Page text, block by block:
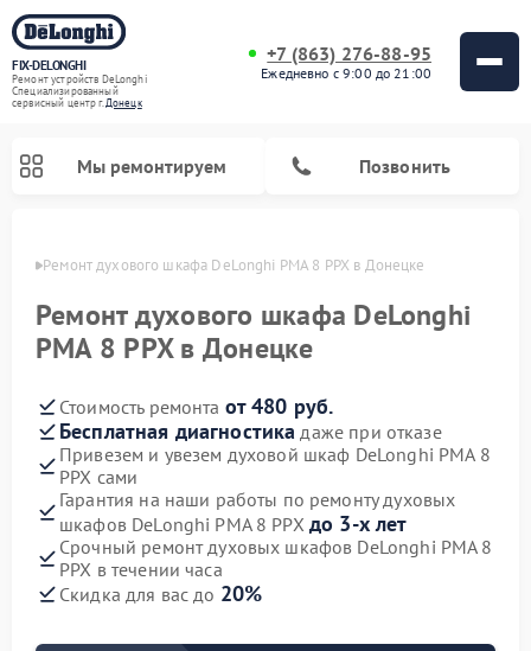
FIX-DELONGHI
Ремонт устройств DeLonghi
Специализированный
cервисный центр г.Донецк
+7 (863) 276-88-95
Ежедневно с 9:00 до 21:00
Мы ремонтируем Позвонить
Ремонт духового шкафа DeLonghi PMA 8 PPX в Донецке
Ремонт духового шкафа DeLonghi
PMA 8 PPX в Донецке
Стоимость ремонта от 480 руб.
Бесплатная диагностика даже при отказе
Привезем и увезем духовой шкаф DeLonghi PMA 8
PPX сами
Гарантия на наши работы по ремонту духовых
шкафов DeLonghi PMA 8 PPX до 3-х лет
Срочный ремонт духовых шкафов DeLonghi PMA 8
PPX в течении часа
Скидка для вас до 20%